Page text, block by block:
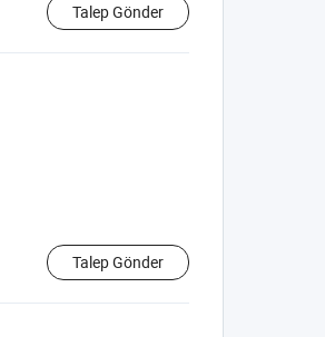
Talep Gönder
Talep Gönder